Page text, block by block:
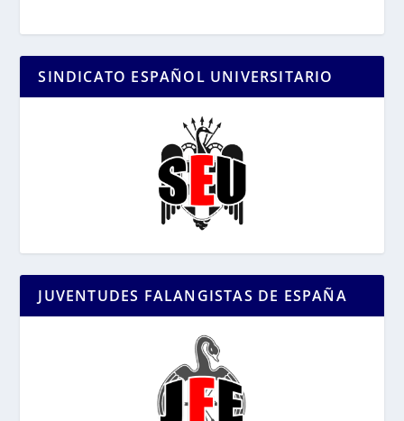
SINDICATO ESPAÑOL UNIVERSITARIO
JUVENTUDES FALANGISTAS DE ESPAÑA